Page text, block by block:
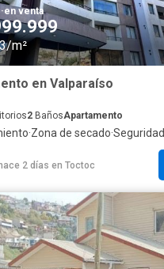
·en venta
m²
en Valparaíso
2 BañosApartamento
·Zona de secado·Seguridad
2 días en Toctoc